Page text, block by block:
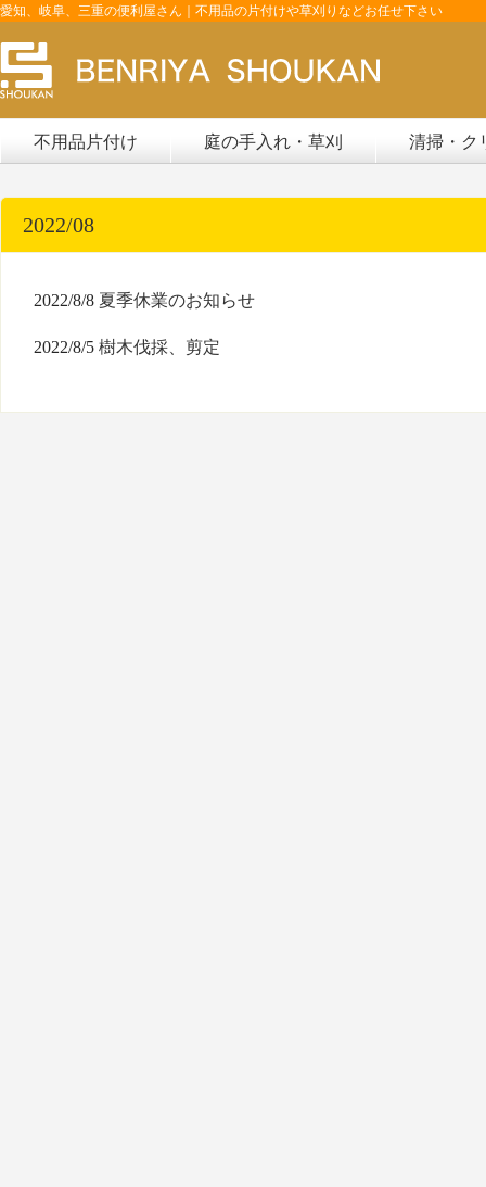
愛知、岐阜、三重の便利屋さん｜不用品の片付けや草刈りなどお任せ下さい
不用品片付け 庭の手入れ・草刈 清掃・ク
2022/08
2022/8/8 夏季休業のお知らせ
2022/8/5 樹木伐採、剪定